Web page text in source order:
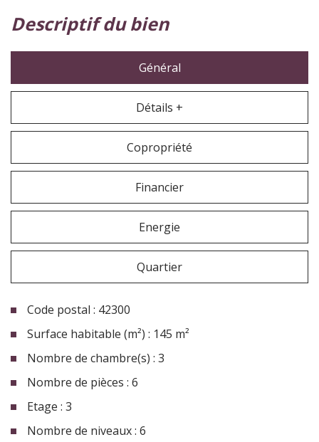
descriptif du bien
Général
Détails +
Copropriété
Financier
Energie
Quartier
Code postal : 42300
Surface habitable (m²) : 145 m²
Nombre de chambre(s) : 3
Nombre de pièces : 6
Etage : 3
Nombre de niveaux : 6